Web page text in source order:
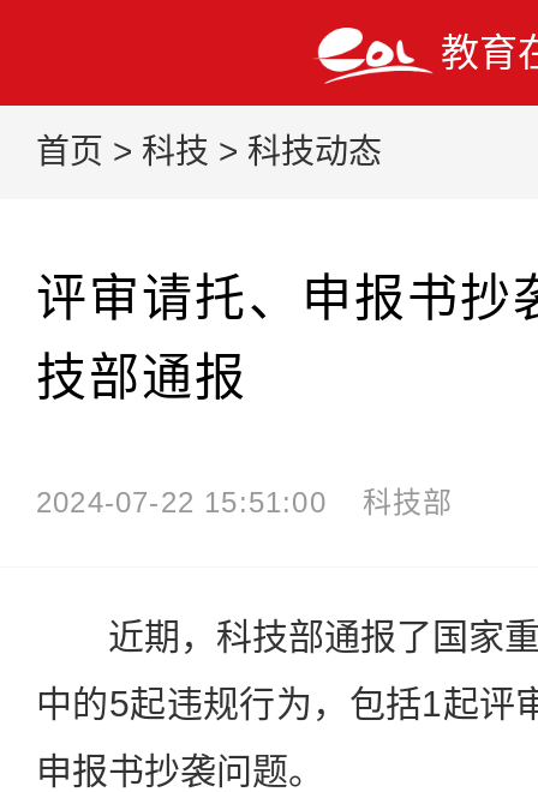
教育
首页 > 科技 > 科技动态
评审请托、申报书抄
技部通报
2024-07-22 15:51:00 科技部
近期，科技部通报了国家重
中的5起违规行为，包括1起评
申报书抄袭问题。